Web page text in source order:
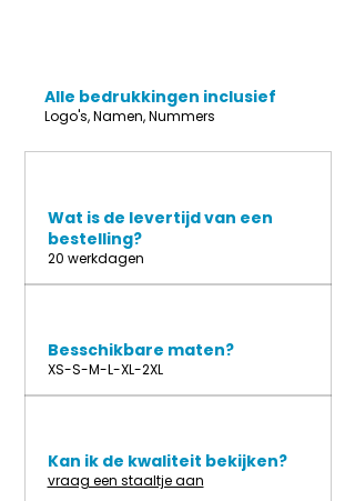
Alle bedrukkingen inclusief
Logo's, Namen, Nummers
Wat is de levertijd van een
bestelling?
20 werkdagen
Besschikbare maten?
XS-S-M-L-XL-2XL
Kan ik de kwaliteit bekijken?
vraag een staaltje aan